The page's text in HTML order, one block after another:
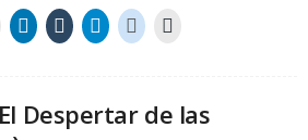
Despertar de las